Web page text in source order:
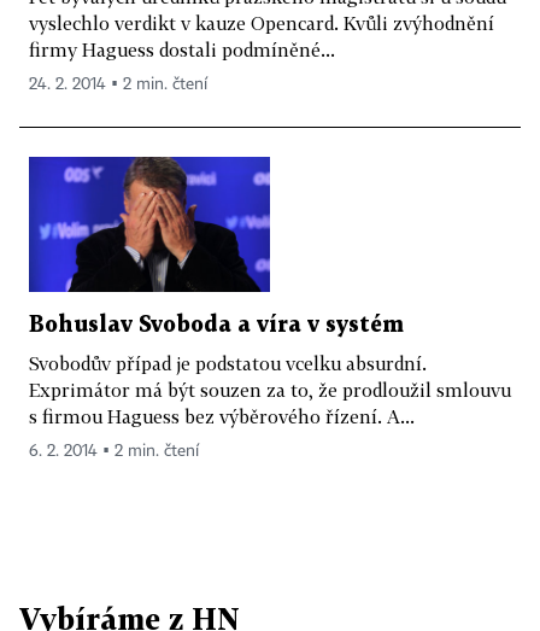
vyslechlo verdikt v kauze Opencard. Kvůli zvýhodnění
firmy Haguess dostali podmíněné...
24. 2. 2014 ▪ 2 min. čtení
Bohuslav Svoboda a víra v systém
Svobodův případ je podstatou vcelku absurdní.
Exprimátor má být souzen za to, že prodloužil smlouvu
s firmou Haguess bez výběrového řízení. A...
6. 2. 2014 ▪ 2 min. čtení
Vybíráme z HN